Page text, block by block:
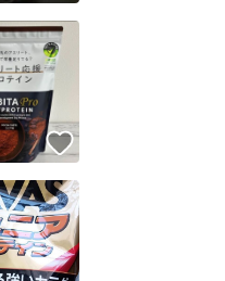
を保証しているものではありません
ーは高頻度で24時間以内＆設定した
は高頻度で24時間以内に発送してい
ーは設定した発送日数内に発送してい
キャンセル
いいね！